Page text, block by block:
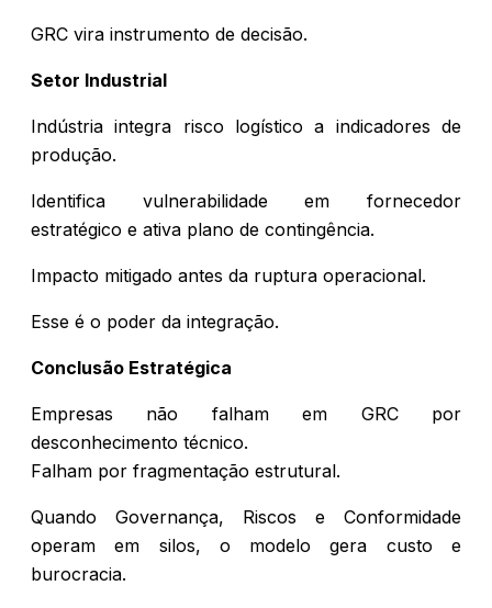
GRC vira instrumento de decisão.
Setor Industrial
Indústria integra risco logístico a indicadores de
produção.
Identifica vulnerabilidade em fornecedor
estratégico e ativa plano de contingência.
Impacto mitigado antes da ruptura operacional.
Esse é o poder da integração.
Conclusão Estratégica
Empresas não falham em GRC por
desconhecimento técnico.
Falham por fragmentação estrutural.
Quando Governança, Riscos e Conformidade
operam em silos, o modelo gera custo e
burocracia.